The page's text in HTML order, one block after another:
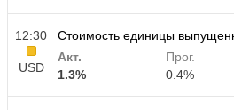
12:30
USD
Стоимость единицы
Акт.
1.3%
Прог.
0.4%